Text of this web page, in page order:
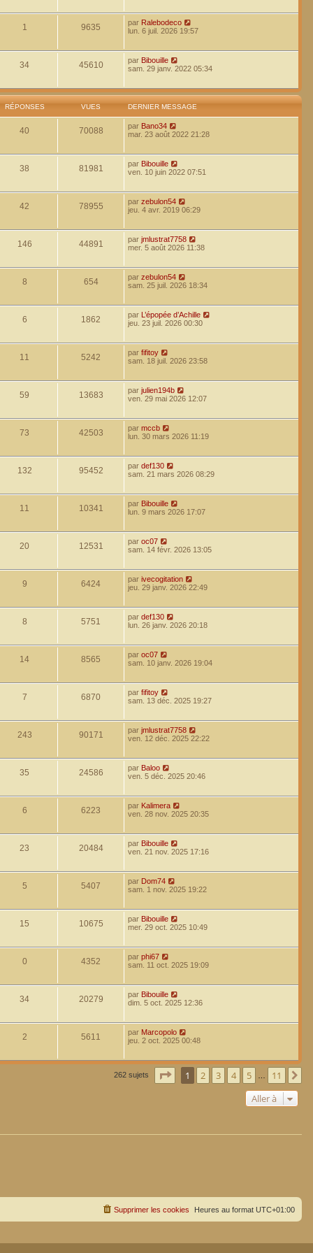
1 9635 par Ralebodeco
lun. 6 juil. 2026 19:57
34 45610 par Bibouille
sam. 29 janv. 2022 05:34
RÉPONSES VUES DERNIER MESSAGE
40 70088 par Bano34
mar. 23 août 2022 21:28
38 81981 par Bibouille
ven. 10 juin 2022 07:51
42 78955 par zebulon54
jeu. 4 avr. 2019 06:29
146 44891 par jmlustrat7758
mer. 5 août 2026 11:38
8 654 par zebulon54
sam. 25 juil. 2026 18:34
6 1862 par L’épopée d’Achille
jeu. 23 juil. 2026 00:30
11 5242 par fifitoy
sam. 18 juil. 2026 23:58
59 13683 par julien194b
ven. 29 mai 2026 12:07
73 42503 par mccb
lun. 30 mars 2026 11:19
132 95452 par def130
sam. 21 mars 2026 08:29
11 10341 par Bibouille
lun. 9 mars 2026 17:07
20 12531 par oc07
sam. 14 févr. 2026 13:05
9 6424 par ivecogitation
jeu. 29 janv. 2026 22:49
8 5751 par def130
lun. 26 janv. 2026 20:18
14 8565 par oc07
sam. 10 janv. 2026 19:04
7 6870 par fifitoy
sam. 13 déc. 2025 19:27
243 90171 par jmlustrat7758
ven. 12 déc. 2025 22:22
35 24586 par Baloo
ven. 5 déc. 2025 20:46
6 6223 par Kalimera
ven. 28 nov. 2025 20:35
23 20484 par Bibouille
ven. 21 nov. 2025 17:16
5 5407 par Dom74
sam. 1 nov. 2025 19:22
15 10675 par Bibouille
mer. 29 oct. 2025 10:49
0 4352 par phi67
sam. 11 oct. 2025 19:09
34 20279 par Bibouille
dim. 5 oct. 2025 12:36
2 5611 par Marcopolo
jeu. 2 oct. 2025 00:48
262 sujets Page sur 11
1 2 3 4 5 11
Aller à
Heures au format UTC+01:00
Supprimer les cookies